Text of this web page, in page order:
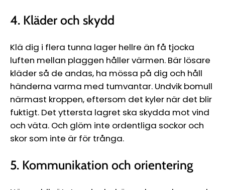
4. Kläder och skydd
Klä dig i flera tunna lager hellre än få tjocka
luften mellan plaggen håller värmen. Bär lösare
kläder så de andas, ha mössa på dig och håll
händerna varma med tumvantar. Undvik bomull
närmast kroppen, eftersom det kyler när det blir
fuktigt. Det yttersta lagret ska skydda mot vind
och väta. Och glöm inte ordentliga sockor och
skor som inte är för trånga.
5. Kommunikation och orientering